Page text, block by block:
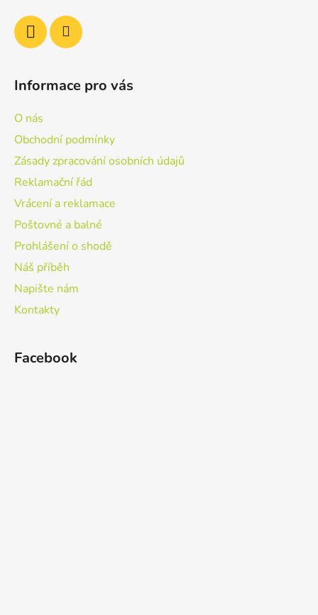
Informace pro vás
O nás
Obchodní podmínky
Zásady zpracování osobních údajů
Reklamační řád
Vrácení a reklamace
Poštovné a balné
Prohlášení o shodě
Náš příběh
Napište nám
Kontakty
Facebook